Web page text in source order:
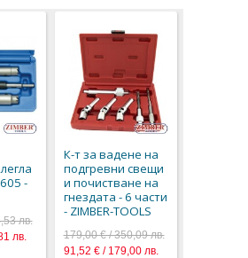
-
лв.
лв.
К-т за вадене на
подгревни свещи
и почистване на
гнездата - 6 части
- ZIMBER-TOOLS
179,00 € / 350,09 лв.
91,52 € / 179,00 лв.